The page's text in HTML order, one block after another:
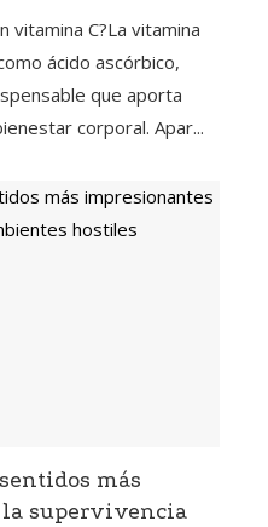
vitamina C?La vitamina
ácido ascórbico,
que aporta
corporal. Apar...
más
la supervivencia